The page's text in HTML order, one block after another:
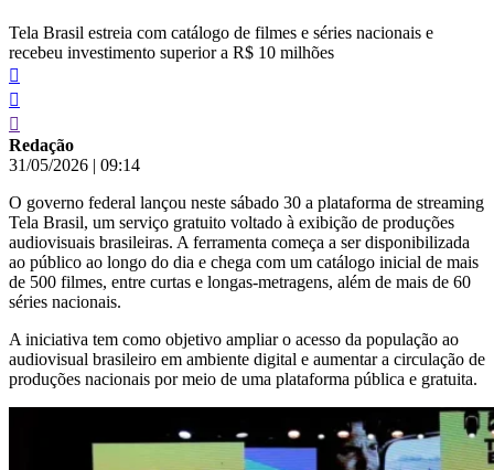
Tela Brasil estreia com catálogo de filmes e séries nacionais e
recebeu investimento superior a R$ 10 milhões
Redação
31/05/2026 | 09:14
O governo federal lançou neste sábado 30 a plataforma de streaming
Tela Brasil, um serviço gratuito voltado à exibição de produções
audiovisuais brasileiras. A ferramenta começa a ser disponibilizada
ao público ao longo do dia e chega com um catálogo inicial de mais
de 500 filmes, entre curtas e longas-metragens, além de mais de 60
séries nacionais.
A iniciativa tem como objetivo ampliar o acesso da população ao
audiovisual brasileiro em ambiente digital e aumentar a circulação de
produções nacionais por meio de uma plataforma pública e gratuita.